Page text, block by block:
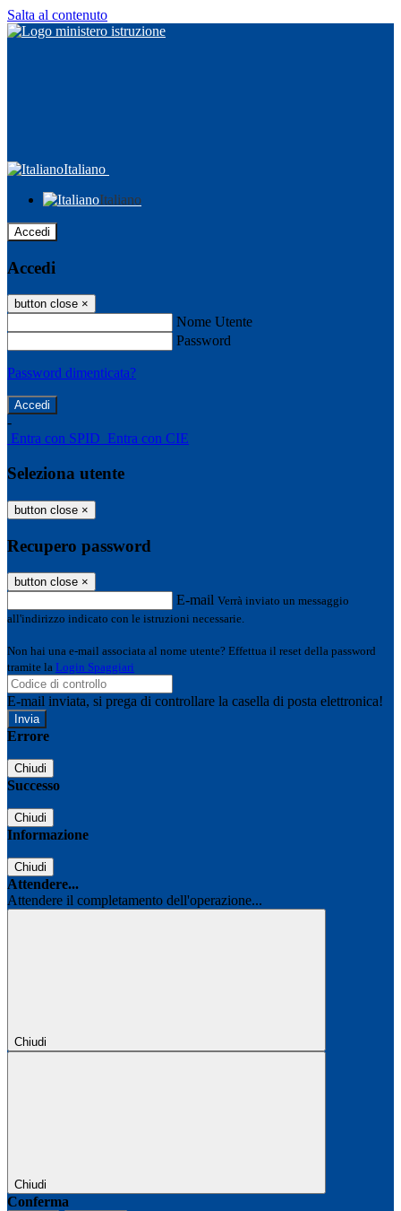
Salta al contenuto
Italiano
Italiano
Accedi
Accedi
button close ×
Nome Utente
Password
Password dimenticata?
-
Entra con SPID Entra con CIE
Seleziona utente
button close ×
Recupero password
button close ×
E-mail Verrà inviato un messaggio
all'indirizzo indicato con le istruzioni necessarie.
Non hai una e-mail associata al nome utente? Effettua il reset della password
tramite la Login Spaggiari
E-mail inviata, si prega di controllare la casella di posta elettronica!
Errore
Chiudi
Successo
Chiudi
Informazione
Chiudi
Attendere...
Attendere il completamento dell'operazione...
Chiudi
Chiudi
Conferma